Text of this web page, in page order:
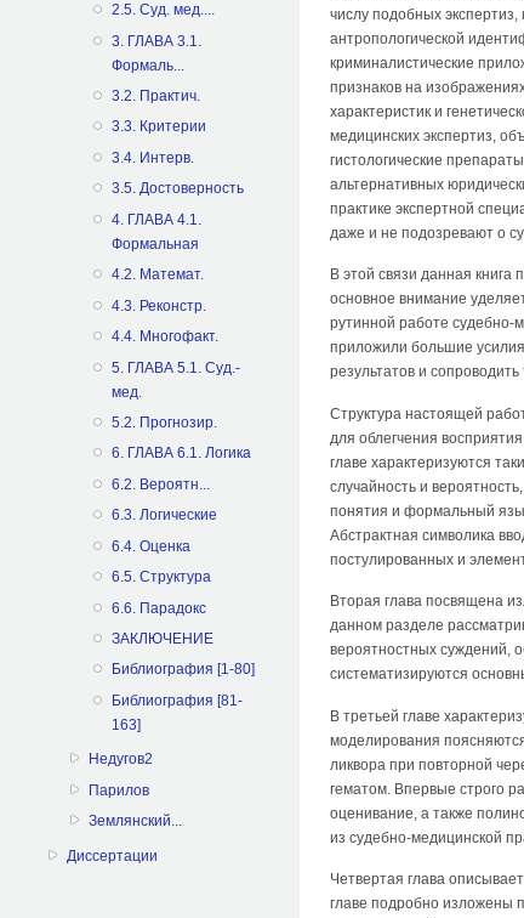
2.5. Суд. мед....
3. ГЛАВА 3.1.
Формаль...
3.2. Практич.
3.3. Критерии
3.4. Интерв.
3.5. Достоверность
4. ГЛАВА 4.1.
Формальная
4.2. Математ.
4.3. Реконстр.
4.4. Многофакт.
5. ГЛАВА 5.1. Суд.-
мед.
5.2. Прогнозир.
6. ГЛАВА 6.1. Логика
6.2. Вероятн...
6.3. Логические
6.4. Оценка
6.5. Структура
6.6. Парадокс
ЗАКЛЮЧЕНИЕ
Библиография [1-80]
Библиография [81-
163]
Недугов2
Парилов
Землянский...
Диссертации
числу подобных
антропологической
криминалистические
признаков на
характеристик и
медицинских экспертиз,
гистологические
альтернативных
практике экспертной
даже и не подозревают о
В этой связи данная
основное внимание
рутинной работе судебно-
приложили большие
результатов и
Структура настоящей
для облегчения
главе характеризуются
случайность и
понятия и формальный
Абстрактная символика
постулированных и
Вторая глава посвящена
данном разделе
вероятностных суждений,
систематизируются
В третьей главе
моделирования
ликвора при повторной
гематом. Впервые строго
оценивание, а также
из судебно-медицинской
Четвертая глава
главе подробно изложены